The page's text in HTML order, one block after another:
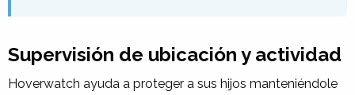
Supervisión de ubicación y actividad
Hoverwatch ayuda a proteger a sus hijos manteniéndole